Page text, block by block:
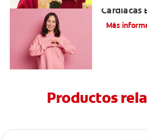
Cardíacas
Más
Productos